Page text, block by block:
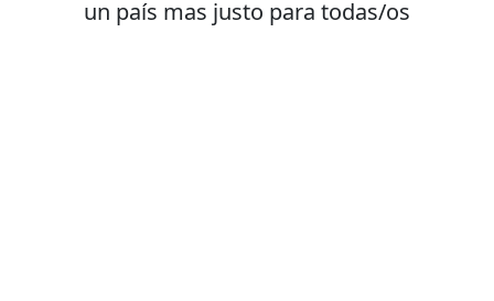
un país mas justo para todas/os